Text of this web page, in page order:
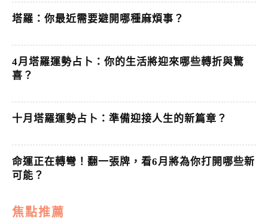
塔羅：你最近需要避開哪種麻煩事？
4月塔羅運勢占卜：你的生活將迎來哪些轉折與驚
喜？
十月塔羅運勢占卜：準備迎接人生的新篇章？
命運正在轉彎！翻一張牌，看6月將為你打開哪些新
可能？
焦點推薦